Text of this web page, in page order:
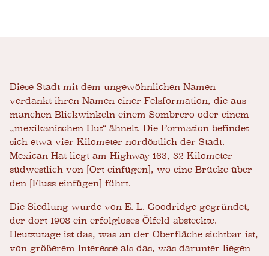
Diese Stadt mit dem ungewöhnlichen Namen
verdankt ihren Namen einer Felsformation, die aus
manchen Blickwinkeln einem Sombrero oder einem
„mexikanischen Hut“ ähnelt. Die Formation befindet
sich etwa vier Kilometer nordöstlich der Stadt.
Mexican Hat liegt am Highway 163, 32 Kilometer
südwestlich von [Ort einfügen], wo eine Brücke über
den [Fluss einfügen] führt.
Die Siedlung wurde von E. L. Goodridge gegründet,
der dort 1908 ein erfolgloses Ölfeld absteckte.
Heutzutage ist das, was an der Oberfläche sichtbar ist,
von größerem Interesse als das, was darunter liegen